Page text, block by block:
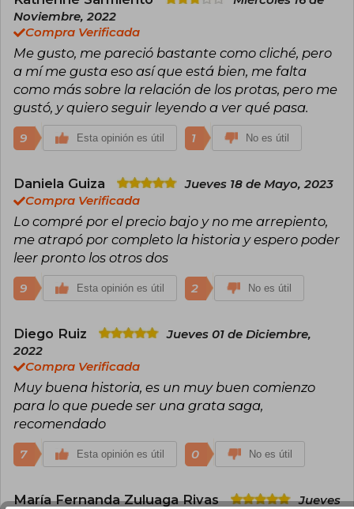
Destinados lleva reunidas más de 25 millones
de lecturas en esta plataforma y ahora sus libros
en papel prometen conquistar a muchos
lectores más. Si leíste algunos de sus tesoros,
Jess te lo agradece infinitamente.
Noviembre, 2022
Compra Verificada
Me gusto, me pareció bastante como cliché, pero
a mí me gusta eso así que está bien, me falta
como más sobre la relación de los protas, pero me
gustó, y quiero seguir leyendo a ver qué pasa.
9 Esta opinión es útil 1 No es útil
Daniela Guiza
Jueves 18 de Mayo, 2023
Compra Verificada
Lo compré por el precio bajo y no me arrepiento,
me atrapó por completo la historia y espero poder
leer pronto los otros dos
9 Esta opinión es útil 2 No es útil
Diego Ruiz
Jueves 01 de Diciembre,
2022
Compra Verificada
Muy buena historia, es un muy buen comienzo
para lo que puede ser una grata saga,
recomendado
7 Esta opinión es útil 0 No es útil
María Fernanda Zuluaga Rivas Jueves